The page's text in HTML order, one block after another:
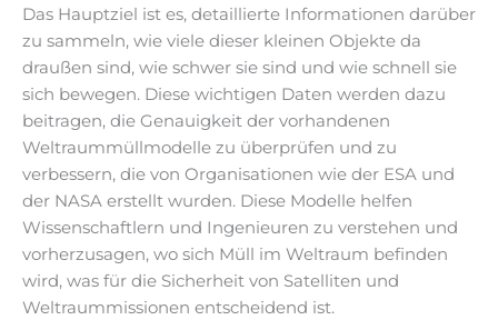
Das Hauptziel ist es, detaillierte Informationen darüber
zu sammeln, wie viele dieser kleinen Objekte da
draußen sind, wie schwer sie sind und wie schnell sie
sich bewegen. Diese wichtigen Daten werden dazu
beitragen, die Genauigkeit der vorhandenen
Weltraummüllmodelle zu überprüfen und zu
verbessern, die von Organisationen wie der ESA und
der NASA erstellt wurden. Diese Modelle helfen
Wissenschaftlern und Ingenieuren zu verstehen und
vorherzusagen, wo sich Müll im Weltraum befinden
wird, was für die Sicherheit von Satelliten und
Weltraummissionen entscheidend ist.